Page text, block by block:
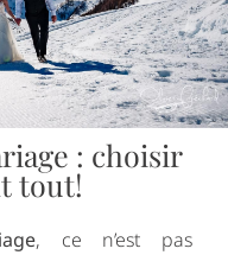
: choisir
tout!
, ce n’est pas